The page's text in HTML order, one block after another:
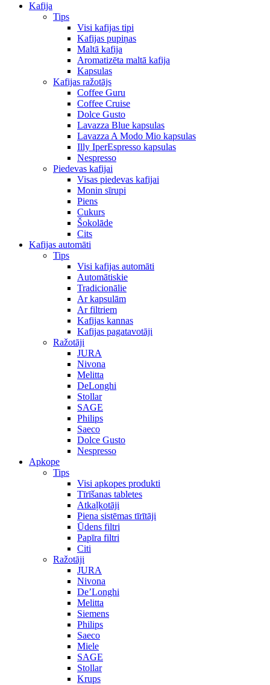
Kafija
Tips
Visi kafijas tipi
Kafijas pupiņas
Maltā kafija
Aromatizēta maltā kafija
Kapsulas
Kafijas ražotājs
Coffee Guru
Coffee Cruise
Dolce Gusto
Lavazza Blue kapsulas
Lavazza A Modo Mio kapsulas
Illy IperEspresso kapsulas
Nespresso
Piedevas kafijai
Visas piedevas kafijai
Monin sīrupi
Piens
Cukurs
Šokolāde
Cits
Kafijas automāti
Tips
Visi kafijas automāti
Automātiskie
Tradicionālie
Ar kapsulām
Ar filtriem
Kafijas kannas
Kafijas pagatavotāji
Ražotāji
JURA
Nivona
Melitta
DeLonghi
Stollar
SAGE
Philips
Saeco
Dolce Gusto
Nespresso
Apkope
Tips
Visi apkopes produkti
Tīrīšanas tabletes
Atkaļķotāji
Piena sistēmas tīrītāji
Ūdens filtri
Papīra filtri
Citi
Ražotāji
JURA
Nivona
De’Longhi
Melitta
Siemens
Philips
Saeco
Miele
SAGE
Stollar
Krups